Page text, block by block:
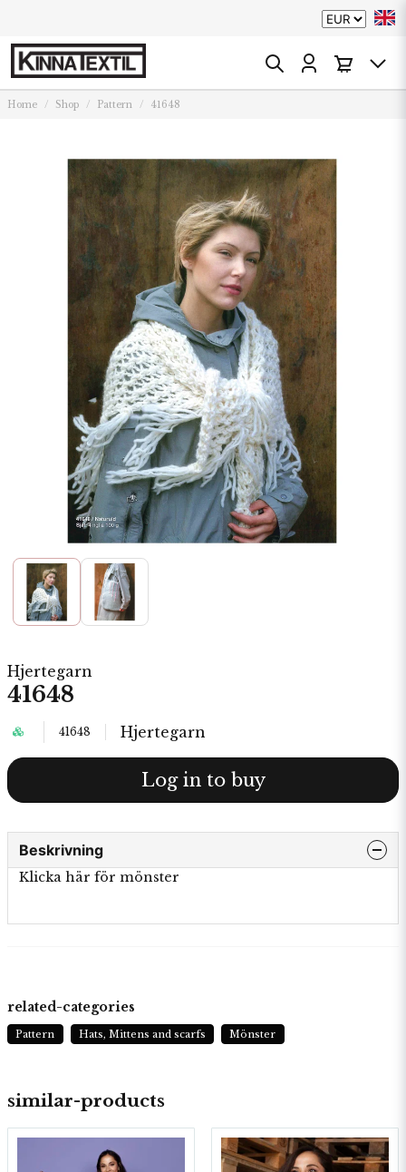
Home Shop Pattern 41648
Hjertegarn
41648
41648 Hjertegarn
Log in to buy
Beskrivning
Klicka här för mönster
similar-products
related-categories
Pattern Hats, Mittens and scarfs Mönster